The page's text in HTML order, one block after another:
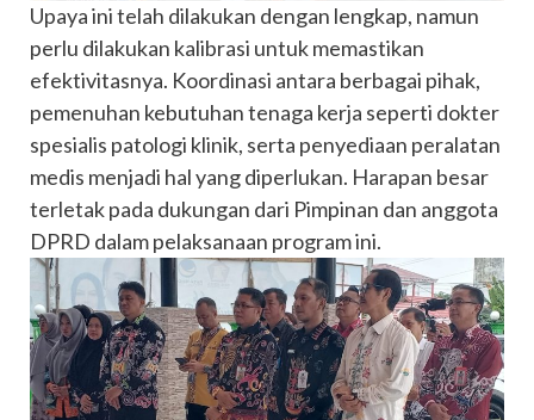
Upaya ini telah dilakukan dengan lengkap, namun
perlu dilakukan kalibrasi untuk memastikan
efektivitasnya. Koordinasi antara berbagai pihak,
pemenuhan kebutuhan tenaga kerja seperti dokter
spesialis patologi klinik, serta penyediaan peralatan
medis menjadi hal yang diperlukan. Harapan besar
terletak pada dukungan dari Pimpinan dan anggota
DPRD dalam pelaksanaan program ini.